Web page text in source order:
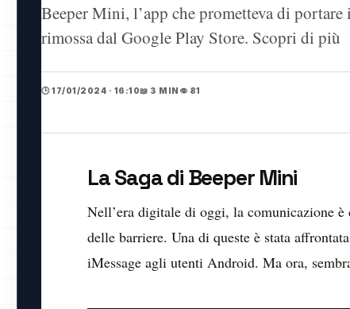
Beeper Mini, l’app che prometteva di
rimossa dal Google Play Store. Scopri di più
🕒 17/01/2024 · 16:10📖 3 MIN 👁️ 81
La Saga di Beeper Mini
Nell’era digitale di oggi, la comunicazione
delle barriere. Una di queste è stata
iMessage agli utenti Android. Ma ora,